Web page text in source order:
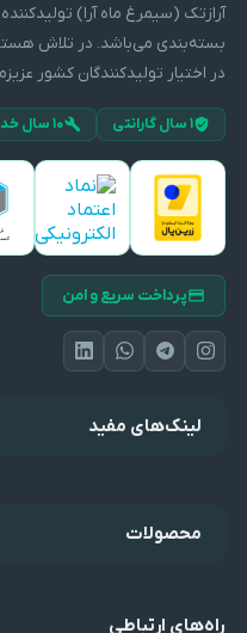
آرازتک (سیمرغ ماه آرا)
بسته‌بندی می‌باشد. در تلاش
در اختیار تولیدکنندگان کشور
۱ سال گارانتی ۱۰ سال خدمات پس از فروش
پرداخت سریع و امن
لینک‌های مفید
محصولات
راه‌های ارتباطی